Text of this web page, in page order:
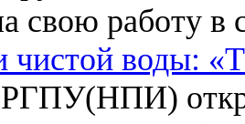
свою работу в
чистой воды: